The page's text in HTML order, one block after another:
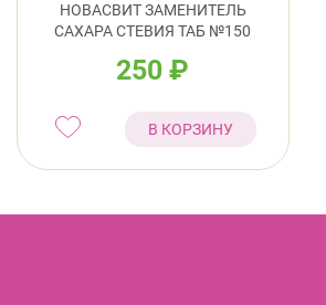
НОВАСВИТ ЗАМЕНИТЕЛЬ
САХАРА СТЕВИЯ ТАБ №150
250₽
В КОРЗИНУ